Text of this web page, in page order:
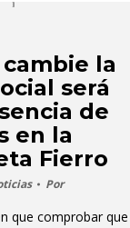
la
será
de
en la
Fierro
Por
que comprobar que